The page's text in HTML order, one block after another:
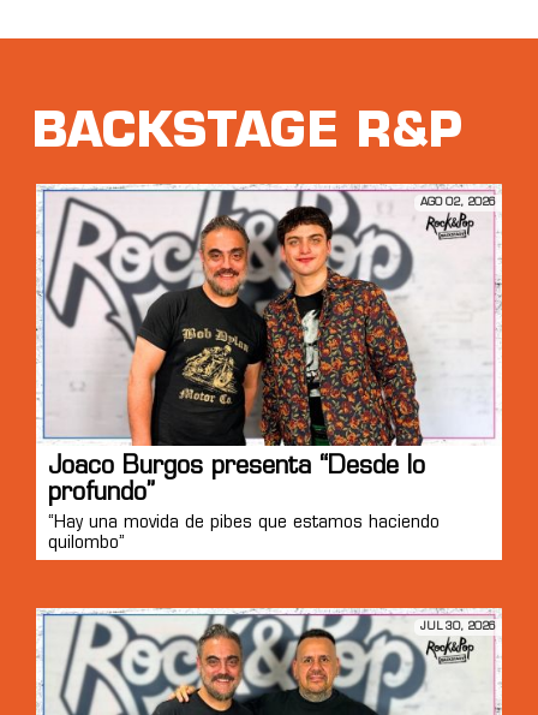
BACKSTAGE R&P
AGO 02, 2026
Joaco Burgos presenta “Desde lo
profundo”
“Hay una movida de pibes que estamos haciendo
quilombo”
JUL 30, 2026